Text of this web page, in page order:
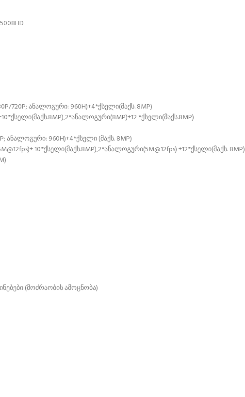
720P; ანალოგური: 960H)+4*ქსელი(მაქს. 8MP)
*ქსელი(მაქს.8MP)
ანალოგური: 960H)+4*ქსელი (მაქს. 8MP)
10*ქსელი(მაქს.8MP),2*ანალოგური(5M@12fps) +12*ქსელი(მაქს. 8MP)
(მოძრაობის ამოცნობა)